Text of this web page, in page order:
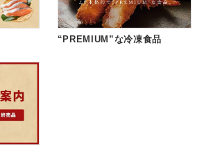
“PREMIUM”な冷凍食品